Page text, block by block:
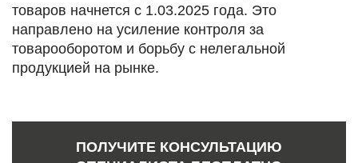
товаров начнется с 1.03.2025 года. Это
направлено на усиление контроля за
товарооборотом и борьбу с нелегальной
продукцией на рынке.
ПОЛУЧИТЕ КОНСУЛЬТАЦИЮ